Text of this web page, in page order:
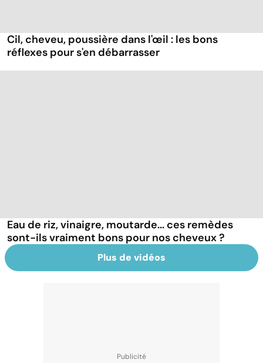
Cil, cheveu, poussière dans l'œil : les bons
réflexes pour s'en débarrasser
Eau de riz, vinaigre, moutarde... ces remèdes
sont-ils vraiment bons pour nos cheveux ?
Plus de vidéos